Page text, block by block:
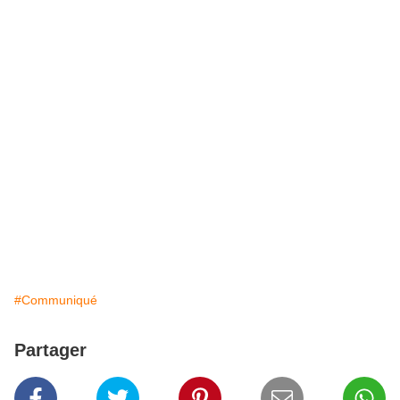
#Communiqué
Partager